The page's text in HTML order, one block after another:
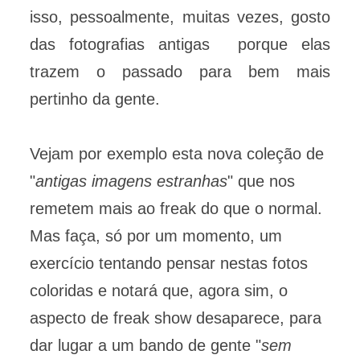
isso, pessoalmente, muitas vezes, gosto
das fotografias antigas porque elas
trazem o passado para bem mais
pertinho da gente.
Vejam por exemplo esta nova coleção de
"antigas imagens estranhas" que nos
remetem mais ao freak do que o normal.
Mas faça, só por um momento, um
exercício tentando pensar nestas fotos
coloridas e notará que, agora sim, o
aspecto de freak show desaparece, para
dar lugar a um bando de gente "sem